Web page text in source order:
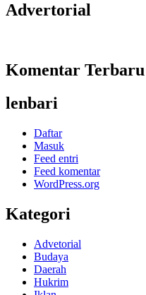
Advertorial
Komentar Terbaru
lenbari
Daftar
Masuk
Feed entri
Feed komentar
WordPress.org
Kategori
Advetorial
Budaya
Daerah
Hukrim